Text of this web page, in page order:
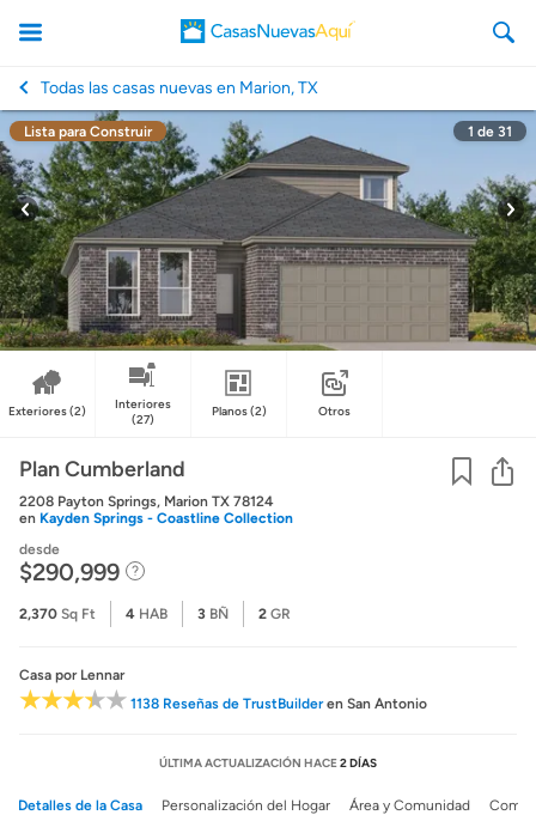
CasasNuevasAqui
Todas las casas nuevas en Marion, TX
Lista para Construir 1 de 31
Exteriores(2)
Interiores
(27)
Planos(2) Otros
Plan Cumberland
2208 Payton Springs, Marion TX 78124
en Kayden Springs - Coastline Collection
desde
$290,999
2,370 Sq Ft 4 HAB 3 BÑ 2 GR
Casa por Lennar
1138 Reseñas de TrustBuilderen San Antonio
ÚLTIMA ACTUALIZACIÓN HACE2 DÍAS
Detalles de la Casa Personalización del Hogar Área y Comunidad